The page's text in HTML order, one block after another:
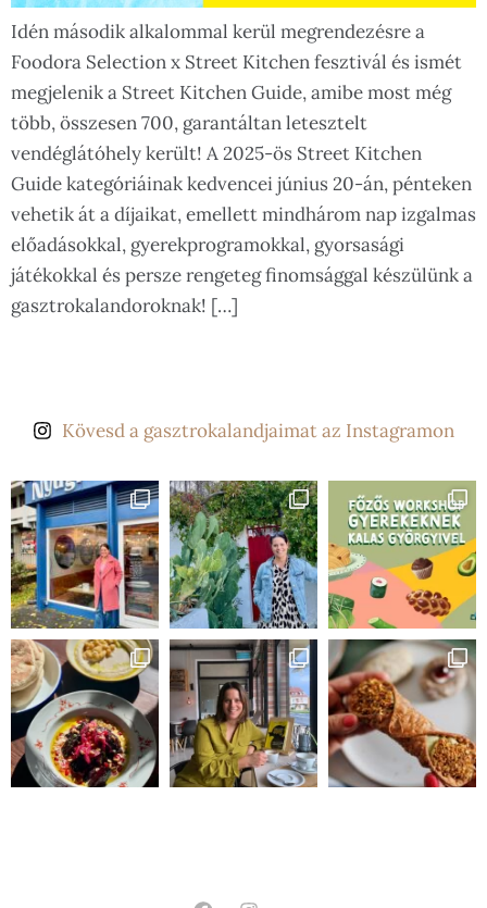
Idén második alkalommal kerül megrendezésre a
Foodora Selection x Street Kitchen fesztivál és ismét
megjelenik a Street Kitchen Guide, amibe most még
több, összesen 700, garantáltan letesztelt
vendéglátóhely került! A 2025-ös Street Kitchen
Guide kategóriáinak kedvencei június 20-án, pénteken
vehetik át a díjaikat, emellett mindhárom nap izgalmas
előadásokkal, gyerekprogramokkal, gyorsasági
játékokkal és persze rengeteg finomsággal készülünk a
gasztrokalandoroknak! […]
Kövesd a gasztrokalandjaimat az Instagramon